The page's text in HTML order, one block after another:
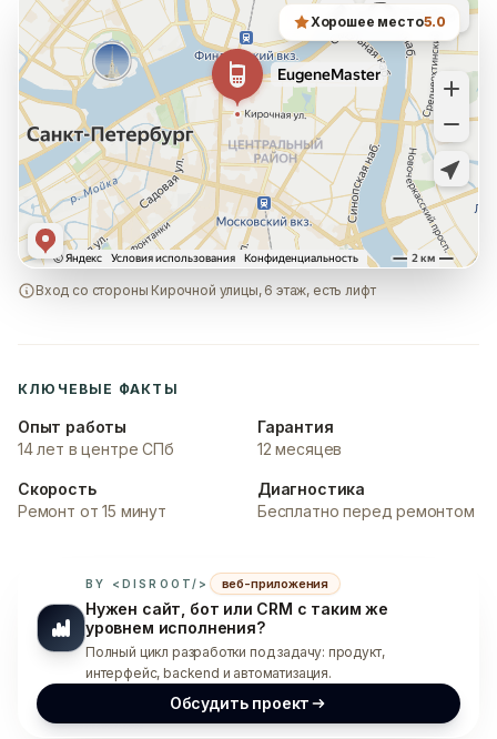
Хорошее место5.0
Вход со стороны Кирочной улицы, 6 этаж, есть лифт
КЛЮЧЕВЫЕ ФАКТЫ
Опыт работы
14 лет в центре СПб
Гарантия
12 месяцев
Скорость
Ремонт от 15 минут
Диагностика
Бесплатно перед ремонтом
BY <DISROOT/> веб-приложения
Нужен сайт, бот или CRM с таким же
уровнем исполнения?
Полный цикл разработки под задачу: продукт,
интерфейс, backend и автоматизация.
Обсудить проект